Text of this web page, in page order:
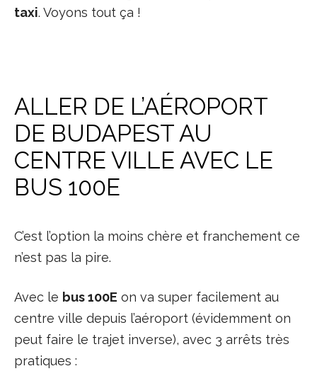
taxi. Voyons tout ça !
ALLER DE L’AÉROPORT
DE BUDAPEST AU
CENTRE VILLE AVEC LE
BUS 100E
C’est l’option la moins chère et franchement ce
n’est pas la pire.
Avec le bus 100E on va super facilement au
centre ville depuis l’aéroport (évidemment on
peut faire le trajet inverse), avec 3 arrêts très
pratiques :